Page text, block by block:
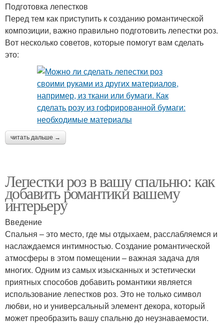
Подготовка лепестков
Перед тем как приступить к созданию романтической
композиции, важно правильно подготовить лепестки роз.
Вот несколько советов, которые помогут вам сделать
это:
читать дальше →
Лепестки роз в вашу спальню: как
добавить романтики вашему
интерьеру
Введение
Спальня – это место, где мы отдыхаем, расслабляемся и
наслаждаемся интимностью. Создание романтической
атмосферы в этом помещении – важная задача для
многих. Одним из самых изысканных и эстетически
приятных способов добавить романтики является
использование лепестков роз. Это не только символ
любви, но и универсальный элемент декора, который
может преобразить вашу спальню до неузнаваемости.